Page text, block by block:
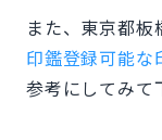
また、東京都
印鑑登録可能な
参考にしてみて